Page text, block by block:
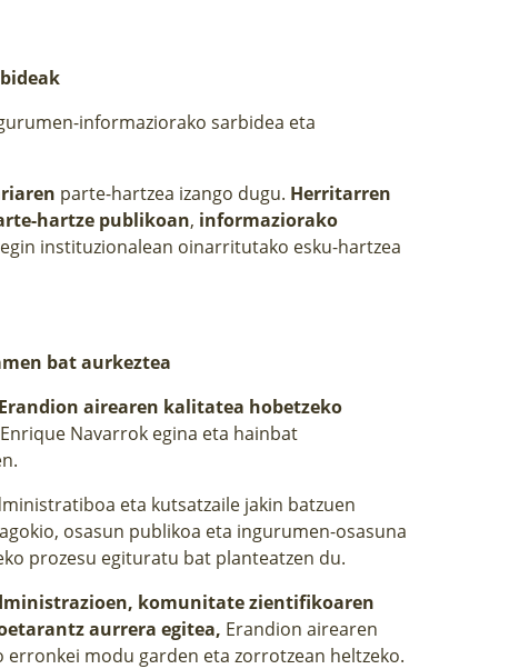
informaziorako sarbidea eta
parte-hartzea izango dugu. Herritarren
hartze publikoan, informaziorako
instituzionalean oinarritutako esku-hartzea
bat aurkeztea
airearen kalitatea hobetzeko
Navarrok egina eta hainbat
eta kutsatzaile jakin batzuen
osasun publikoa eta ingurumen-osasuna
prozesu egituratu bat planteatzen du.
komunitate zientifikoaren
aurrera egitea, Erandion airearen
modu garden eta zorrotzean heltzeko.